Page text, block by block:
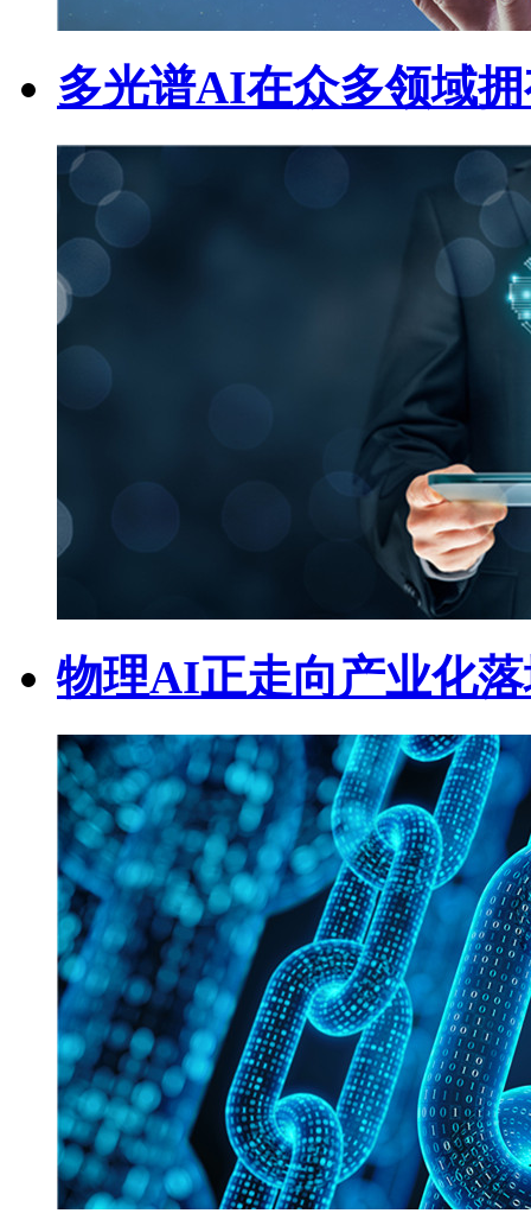
多光谱AI在众多领域
物理AI正走向产业化